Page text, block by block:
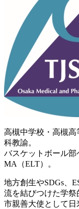
高槻中学校・高槻
科教諭。
バスケットボール部
MA（ELT）。
地方創生やSDGs、
流を結びつけた学
市親善大使として